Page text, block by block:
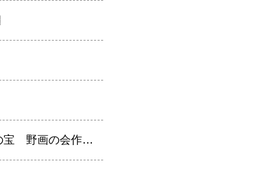
近隣施設☆9月10月イベント「大山自然歴史館」さん☆大山、米子城山の宝 野画の会作品展です(^^)/